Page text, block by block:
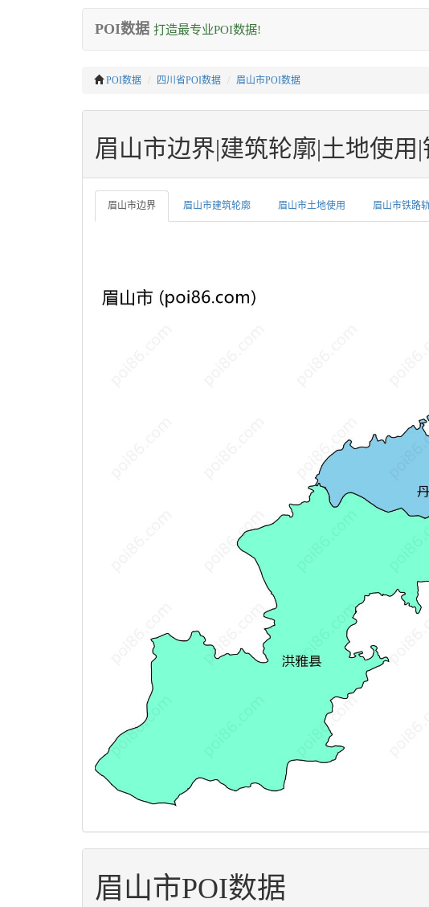
POI数据 打造最专业POI数据!
POI数据 四川省POI数据 眉山市POI数据
眉山市边界|建筑轮廓|土地使用|
眉山市边界 眉山市建筑轮廓 眉山市土地使用 眉山市铁路
眉山市POI数据